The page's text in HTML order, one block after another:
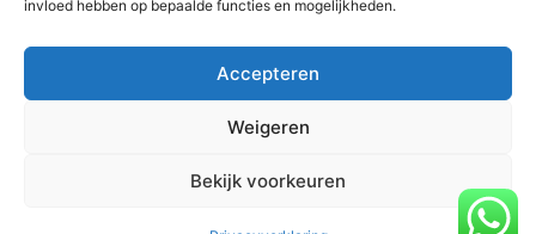
invloed hebben op bepaalde functies en mogelijkheden.
Accepteren
Weigeren
Bekijk voorkeuren
Les boeken
Online coaching
Algemene
Privacyverklaring
Ledenportaal